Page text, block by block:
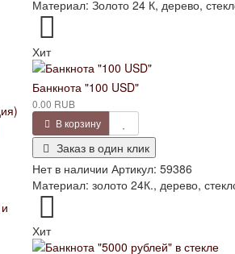
Материал: Золото 24 К, дерево,
Хит
Банкнота "100 USD"
0.00 RUB
В корзину
Заказ в один клик
Нет в наличии Артикул: 59386
Материал: золото 24К., дерево,
Хит